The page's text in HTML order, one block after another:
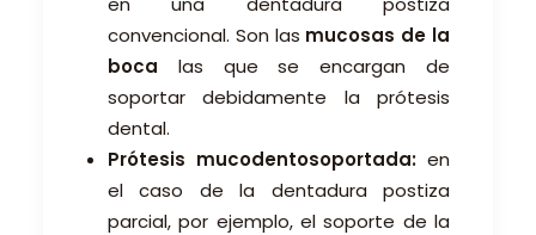
convencional. Son las mucosas de la
boca las que se encargan de
soportar debidamente la prótesis
dental.
Prótesis mucodentosoportada: en
el caso de la dentadura postiza
parcial, por ejemplo, el soporte de la